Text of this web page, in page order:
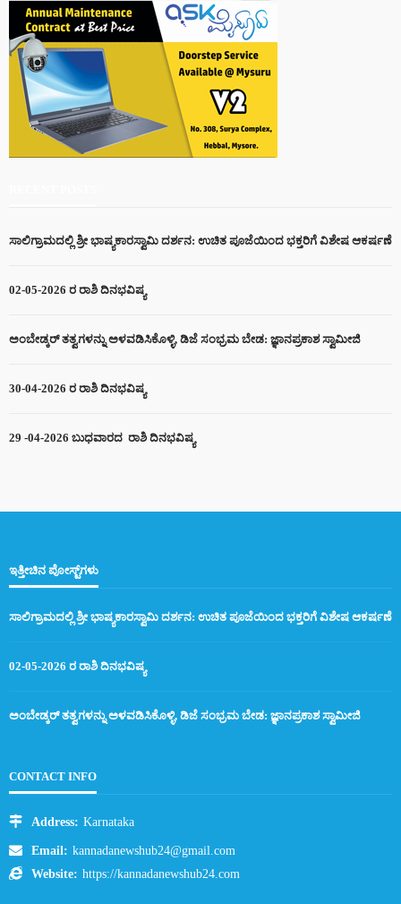
ಮಾತೃಮಂಡಲಿ ಶಾಲೆಗೆ ಎಸ್‌ ಎಸ್‌ ಎಲ್‌ ಸಿ ಫಲಿತಾಂಶದಲ್ಲಿ 55ರಲ್ಲಿ 55 ವಿದ್ಯಾರ್ಥಿಗಳು
ಉತ್ತೀರ್ಣ: 8 ವಿದ್ಯಾರ್ಥಿಗಳಿಗೆ ಅತ್ಯುನ್ನತ ಶ್ರೇಣಿ ಭರ್ಜರಿ ಸಾಧನೆ
ಹುಣಸೂರು ತಾಲೋಕಿನ ಬಿಳಿಗೆರೆ ವಿದ್ಯಾರ್ಥಿನಿ ಕೀರ್ತನ ಮಿಂಚು ಸಾಧನೆ:
HOME ASTROLOGY
23-04-2026 ರ ರಾಶಿ ದಿನಭವಿಷ್ಯ
Kannada News Hub 24 107 views
ಮಹಿಳಾ ಅವಮಾನಕ್ಕೆ ಸ್ಥಾನವಿಲ್ಲ ಪಪ್ಪು ಯಾದವ್ ವಿರುದ್ಧ ಬಿಜೆಪಿ ಮಹಿಳಾ ಮೋರ್ಚಾ
ಸಾಲಿಗ್ರಾಮದಲ್ಲಿ ಶ್ರೀ ಯೋಗ ನರಸಿಂಹಸ್ವಾಮಿ ಬ್ರಹ್ಮರಥೋತ್ಸವ ಭಕ್ತಿ ಸಂಭ್ರಮದ ಸಾಗರ
ಸಾಲಿಗ್ರಾಮದಲ್ಲಿ ಶ್ರೀ ಭಾಷ್ಯಕಾರಸ್ವಾಮಿ ದರ್ಶನ: ಉಚಿತ ಪೂಜೆಯಿಂದ ಭಕ್ತರಿಗೆ ವಿಶೇಷ ಆಕರ್ಷಣೆ
02-05-2026 ರ ರಾಶಿ ದಿನಭವಿಷ್ಯ
ಅಂಬೇಡ್ಕರ್ ತತ್ವಗಳನ್ನು ಅಳವಡಿಸಿಕೊಳ್ಳಿ, ಡಿಜೆ ಸಂಭ್ರಮ ಬೇಡ: ಜ್ಞಾನಪ್ರಕಾಶ ಸ್ವಾಮೀಜಿ
30-04-2026 ರ ರಾಶಿ ದಿನಭವಿಷ್ಯ
29 -04-2026 ಬುಧವಾರದ ರಾಶಿ ದಿನಭವಿಷ್ಯ
ಇತ್ತೀಚಿನ ಪೋಸ್ಟ್‌ಗಳು
ಸಾಲಿಗ್ರಾಮದಲ್ಲಿ ಶ್ರೀ ಭಾಷ್ಯಕಾರಸ್ವಾಮಿ ದರ್ಶನ: ಉಚಿತ ಪೂಜೆಯಿಂದ ಭಕ್ತರಿಗೆ ವಿಶೇಷ ಆಕರ್ಷಣೆ
02-05-2026 ರ ರಾಶಿ ದಿನಭವಿಷ್ಯ
ಅಂಬೇಡ್ಕರ್ ತತ್ವಗಳನ್ನು ಅಳವಡಿಸಿಕೊಳ್ಳಿ, ಡಿಜೆ ಸಂಭ್ರಮ ಬೇಡ: ಜ್ಞಾನಪ್ರಕಾಶ ಸ್ವಾಮೀಜಿ
CONTACT INFO
Address: Karnataka
Email: kannadanewshub24@gmail.com
Website: https://kannadanewshub24.com